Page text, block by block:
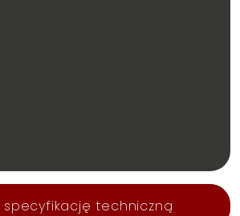
specyfikację techniczną